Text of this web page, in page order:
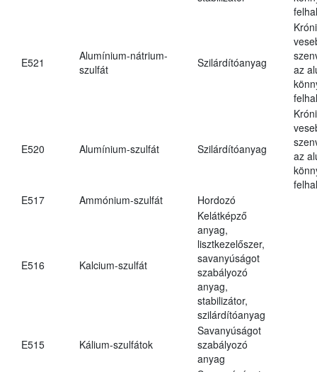
E521
Alumínium-nátrium-
szulfát
Szilárdítóanyag
az
E520 Alumínium-szulfát Szilárdítóanyag
az
E517
Ammónium-szulfát Hordozó
E516 Kalcium-szulfát
Kelátképző
anyag,
lisztkezelőszer,
savanyúságot
szabályozó
anyag,
stabilizátor,
szilárdítóanyag
E515 Kálium-szulfátok
Savanyúságot
szabályozó
anyag